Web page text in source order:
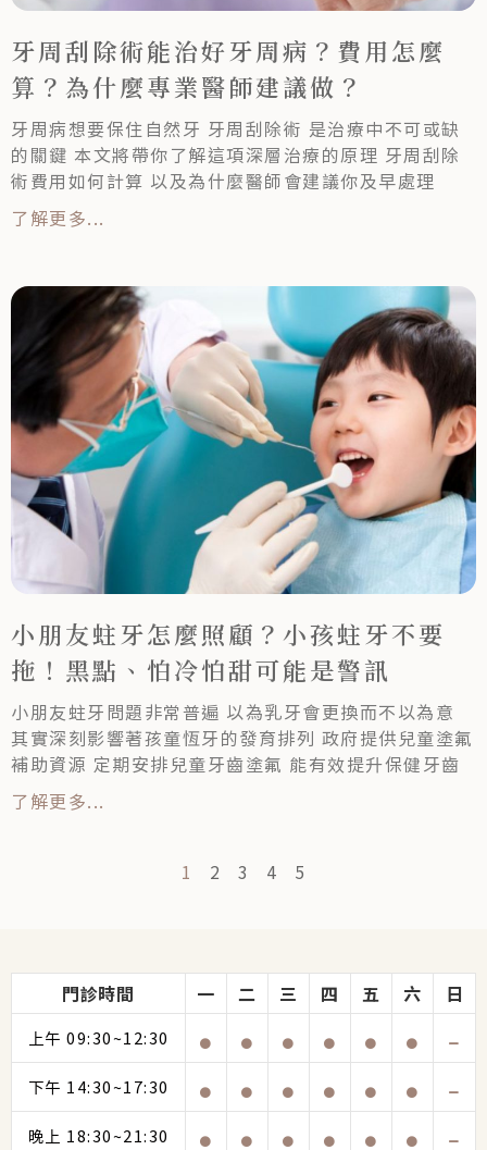
牙周刮除術能治好牙周病？費用怎麼
算？為什麼專業醫師建議做？
牙周病想要保住自然牙 牙周刮除術 是治療中不可或缺
的關鍵 本文將帶你了解這項深層治療的原理 牙周刮除
術費用如何計算 以及為什麼醫師會建議你及早處理
了解更多...
小朋友蛀牙怎麼照顧？小孩蛀牙不要
拖！黑點、怕冷怕甜可能是警訊
小朋友蛀牙問題非常普遍 以為乳牙會更換而不以為意
其實深刻影響著孩童恆牙的發育排列 政府提供兒童塗氟
補助資源 定期安排兒童牙齒塗氟 能有效提升保健牙齒
了解更多...
1 2 3 4 5
門診時間 一 二 三 四 五 六 日
上午 09:30~12:30
下午 14:30~17:30
晚上 18:30~21:30